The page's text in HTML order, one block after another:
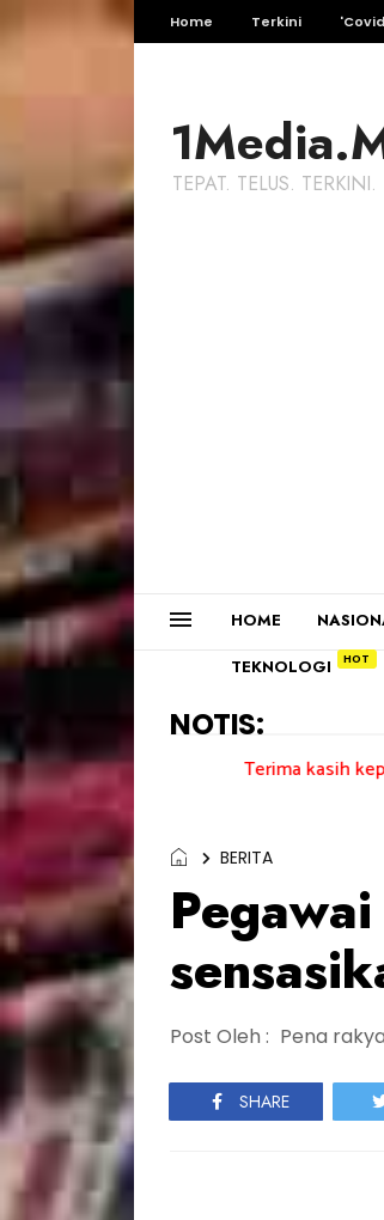
Home Terkini
TEPAT. TELUS. TERKINI.
HOME
TEKNOLOGI
NOTIS:
Terima kasih kepada
BERITA
Post Oleh : Pena
SHARE